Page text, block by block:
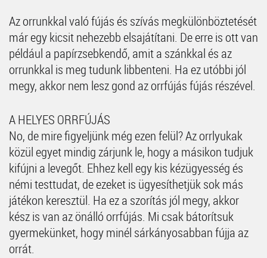
Az orrunkkal való fújás és szívás megkülönböztetését
már egy kicsit nehezebb elsajátítani. De erre is ott van
például a papírzsebkendő, amit a szánkkal és az
orrunkkal is meg tudunk libbenteni. Ha ez utóbbi jól
megy, akkor nem lesz gond az orrfújás fújás részével.
A HELYES ORRFÚJÁS
No, de mire figyeljünk még ezen felül? Az orrlyukak
közül egyet mindig zárjunk le, hogy a másikon tudjuk
kifújni a levegőt. Ehhez kell egy kis kézügyesség és
némi testtudat, de ezeket is ügyesíthetjük sok más
játékon keresztül. Ha ez a szorítás jól megy, akkor
kész is van az önálló orrfújás. Mi csak bátorítsuk
gyermekünket, hogy minél sárkányosabban fújja az
orrát.